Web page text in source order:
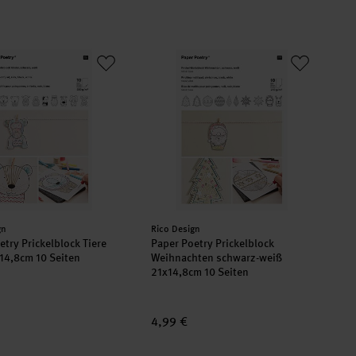
Prickelblock Tiere
10 Seiten
Hersteller:
Rico Design
Paper Poetry Prickelblock
Weihnachten schwarz-weiß
21x14,8cm 10 Seiten
4,99 €